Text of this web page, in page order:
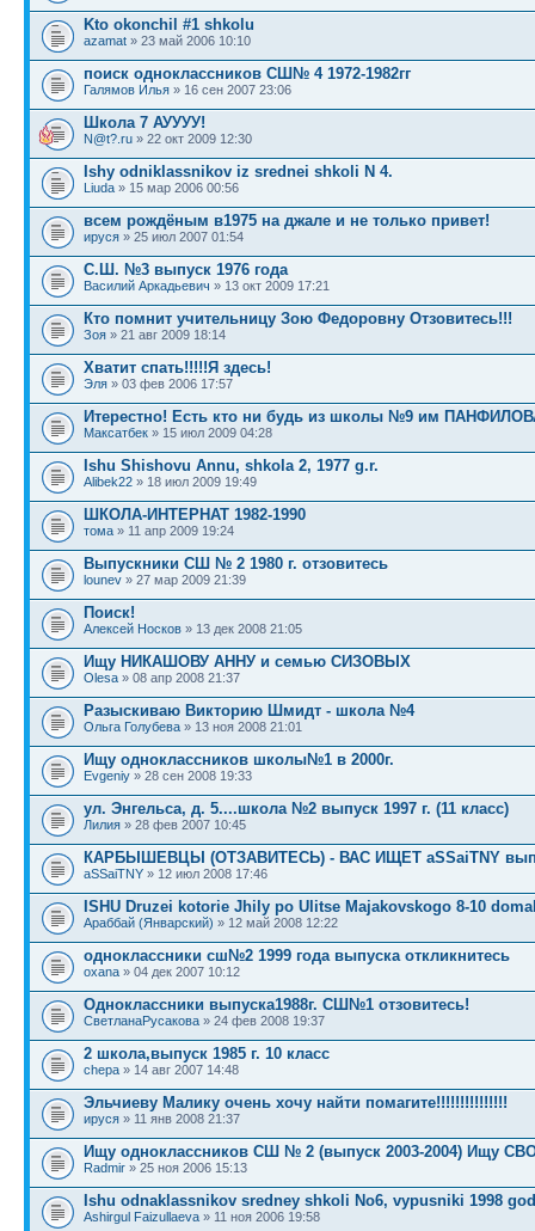
Kto okonchil #1 shkolu
azamat » 23 май 2006 10:10
поиск одноклассников СШ№ 4 1972-1982гг
Галямов Илья » 16 сен 2007 23:06
Школа 7 АУУУУ!
N@t?.ru » 22 окт 2009 12:30
Ishy odniklassnikov iz srednei shkoli N 4.
Liuda » 15 мар 2006 00:56
всем рождёным в1975 на джале и не только привет!
ируся » 25 июл 2007 01:54
С.Ш. №3 выпуск 1976 года
Василий Аркадьевич » 13 окт 2009 17:21
Кто помнит учительницу Зою Федоровну Отзовитесь!!!
Зоя » 21 авг 2009 18:14
Хватит спать!!!!!Я здесь!
Эля » 03 фев 2006 17:57
Итерестно! Есть кто ни будь из школы №9 им
Максатбек » 15 июл 2009 04:28
Ishu Shishovu Annu, shkola 2, 1977 g.r.
Alibek22 » 18 июл 2009 19:49
ШКОЛА-ИНТЕРНАТ 1982-1990
тома » 11 апр 2009 19:24
Выпускники СШ № 2 1980 г. отзовитесь
lounev » 27 мар 2009 21:39
Поиск!
Алексей Носков » 13 дек 2008 21:05
Ищу НИКАШОВУ АННУ и семью СИЗОВЫХ
Olesa » 08 апр 2008 21:37
Разыскиваю Викторию Шмидт - школа №4
Ольга Голубева » 13 ноя 2008 21:01
Ищу одноклассников школы№1 в 2000г.
Evgeniy » 28 сен 2008 19:33
ул. Энгельса, д. 5....школа №2 выпуск 1997 г. (11 класс)
Лилия » 28 фев 2007 10:45
КАРБЫШЕВЦЫ (ОТЗАВИТЕСЬ) - ВАС ИЩЕТ aSSaiTNY
aSSaiTNY » 12 июл 2008 17:46
ISHU Druzei kotorie Jhily po Ulitse Majakovskogo 8-10
Араббай (Январский) » 12 май 2008 12:22
одноклассники сш№2 1999 года выпуска откликнитесь
oxana » 04 дек 2007 10:12
Одноклассники выпуска1988г. СШ№1 отзовитесь!
СветланаРусакова » 24 фев 2008 19:37
2 школа,выпуск 1985 г. 10 класс
chepa » 14 авг 2007 14:48
Эльчиеву Малику очень хочу найти помагите!!!!!!!!!!!!!!!
ируся » 11 янв 2008 21:37
Ищу одноклассников СШ № 2 (выпуск 2003-2004) Ищу
Radmir » 25 ноя 2006 15:13
Ishu odnaklassnikov sredney shkoli No6, vypusniki 1998
Ashirgul Faizullaeva » 11 ноя 2006 19:58